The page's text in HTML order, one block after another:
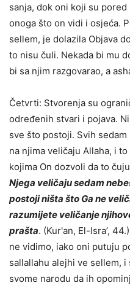
sanja, dok oni koji su
onoga što on vidi i osjeća.
sellem, je dolazila Objava
to nisu čuli. Nekada bi mu
bi sa njim razgovarao, a
Četvrti: Stvorenja su
određenih stvari i pojava.
sve što postoji. Svih
na njima veličaju Allaha, i
kojima On dozvoli da to
Njega veličaju sedam
postoji ništa što Ga ne
razumijete veličanje
prašta. (Kur'an, El-Isra’,
ne vidimo, iako oni putuju
sallallahu alejhi ve sellem,
svome narodu da ih